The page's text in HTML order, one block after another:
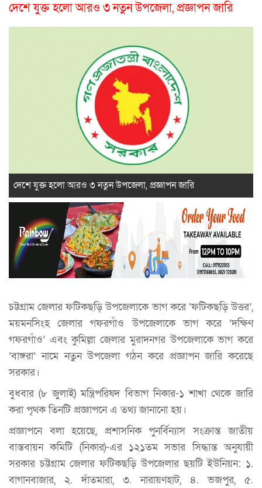
দেশে যুক্ত হলো আরও ৩ নতুন উপজেলা, প্রজ্ঞাপন জারি
দেশে যুক্ত হলো আরও ৩ নতুন উপজেলা, প্রজ্ঞাপন জারি
চট্টগ্রাম জেলার ফটিকছড়ি উপজেলাকে ভাগ করে ‘ফটিকছড়ি উত্তর’,
ময়মনসিংহ জেলার গফরগাঁও উপজেলাকে ভাগ করে ‘দক্ষিণ
গফরগাঁও’ এবং কুমিল্লা জেলার মুরাদনগর উপজেলাকে ভাগ করে
‘বাঙ্গরা’ নামে নতুন উপজেলা গঠন করে প্রজ্ঞাপন জারি করেছে
সরকার।
বুধবার (৮ জুলাই) মন্ত্রিপরিষদ বিভাগ নিকার-১ শাখা থেকে জারি
করা পৃথক তিনটি প্রজ্ঞাপনে এ তথ্য জানানো হয়।
প্রজ্ঞাপনে বলা হয়েছে, প্রশাসনিক পুনর্বিন্যাস সংক্রান্ত জাতীয়
বাস্তবায়ন কমিটি (নিকার)-এর ১২১তম সভার সিদ্ধান্ত অনুযায়ী
সরকার চট্টগ্রাম জেলার ফটিকছড়ি উপজেলার ছয়টি ইউনিয়ন: ১.
বাগানবাজার, ২. দাঁতমারা, ৩. নারায়ণহাট, ৪. ভজপুর, ৫.